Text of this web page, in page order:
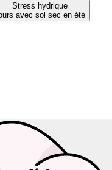
Stress hydrique
avec sol sec en été